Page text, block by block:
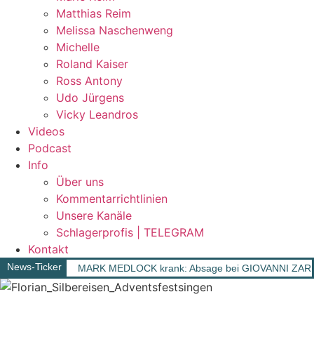
Matthias Reim
Melissa Naschenweng
Michelle
Roland Kaiser
Ross Antony
Udo Jürgens
Vicky Leandros
Videos
Podcast
Info
Über uns
Kommentarrichtlinien
Unsere Kanäle
Schlagerprofis | TELEGRAM
Kontakt
News-Ticker MARK MEDLOCK krank: Absage bei GIOVANNI